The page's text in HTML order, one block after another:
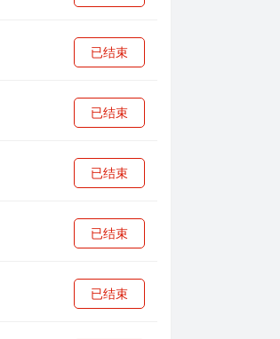
已结束
已结束
已结束
已结束
已结束